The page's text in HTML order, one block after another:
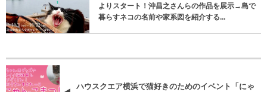
よりスタート！沖昌之さんらの作品を展示→島で
暮らすネコの名前や家系図を紹介する...
ハウスクエア横浜で猫好きのためのイベント「にゃ